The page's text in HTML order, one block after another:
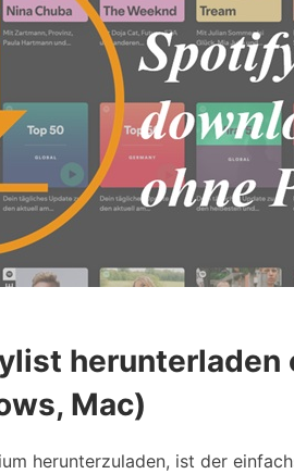
herunterladen
Mac)
herunterzuladen, ist der